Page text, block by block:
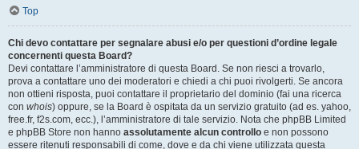
Top
Chi devo contattare per segnalare abusi e/o per questioni d’ordine legale
concernenti questa Board?
Devi contattare l’amministratore di questa Board. Se non riesci a trovarlo,
prova a contattare uno dei moderatori e chiedi a chi puoi rivolgerti. Se ancora
non ottieni risposta, puoi contattare il proprietario del dominio (fai una ricerca
con whois) oppure, se la Board è ospitata da un servizio gratuito (ad es. yahoo,
free.fr, f2s.com, ecc.), l’amministratore di tale servizio. Nota che phpBB Limited
e phpBB Store non hanno assolutamente alcun controllo e non possono
essere ritenuti responsabili di come, dove e da chi viene utilizzata questa